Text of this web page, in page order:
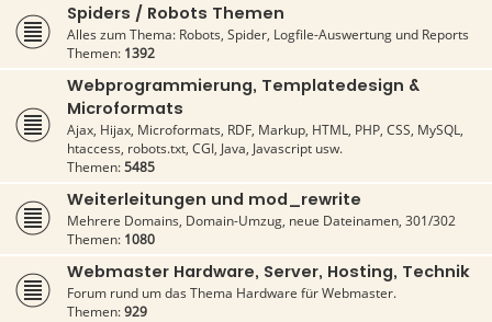
Spiders / Robots Themen
Alles zum Thema: Robots, Spider, Logfile-Auswertung und Reports
Themen: 1392
Webprogrammierung, Templatedesign &
Microformats
Ajax, Hijax, Microformats, RDF, Markup, HTML, PHP, CSS, MySQL,
htaccess, robots.txt, CGI, Java, Javascript usw.
Themen:5485
Weiterleitungen und mod_rewrite
Mehrere Domains, Domain-Umzug, neue Dateinamen, 301/302
Themen: 1080
Webmaster Hardware, Server, Hosting, Technik
Forum rund um das Thema Hardware für Webmaster.
Themen:929